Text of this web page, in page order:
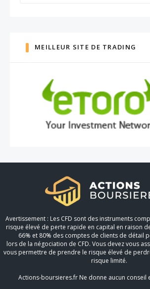
MEILLEUR SITE DE TRADING
Avertissement : Les CFD sont des instruments
risque élevé de perte rapide en capital en raison
66% et 80% des comptes de clients de détail
lors de la négociation de CFD. Vous devez vous
vous permettre de prendre le risque élevé de
risque limité.
Actions-boursieres.fr Ne donne aucun conseil